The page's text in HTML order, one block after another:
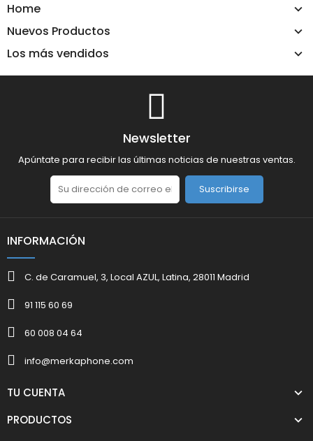
Home
Nuevos Productos
Los más vendidos
Newsletter
Apúntate para recibir las últimas noticias de nuestras ventas.
Suscribirse
INFORMACIÓN
C. de Caramuel, 3, Local AZUL, Latina, 28011 Madrid
91 115 60 69
60 008 04 64
info@merkaphone.com
TU CUENTA
PRODUCTOS